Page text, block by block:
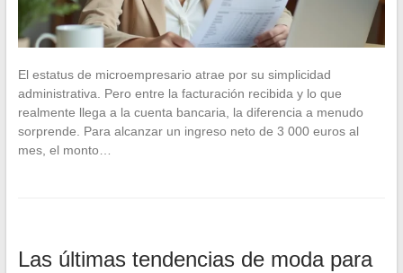
El estatus de microempresario atrae por su simplicidad
administrativa. Pero entre la facturación recibida y lo que
realmente llega a la cuenta bancaria, la diferencia a menudo
sorprende. Para alcanzar un ingreso neto de 3 000 euros al
mes, el monto…
Las últimas tendencias de moda para